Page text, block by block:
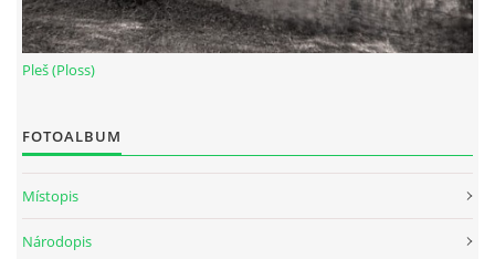
Pleš (Ploss)
FOTOALBUM
Místopis
Národopis